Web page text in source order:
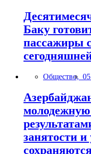
Баку
пассажиры
Общество,
занятости и